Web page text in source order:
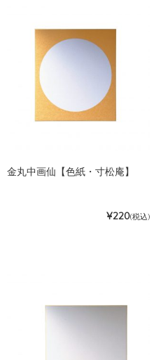
金丸中画仙【色紙・寸松庵】
¥220(税込)